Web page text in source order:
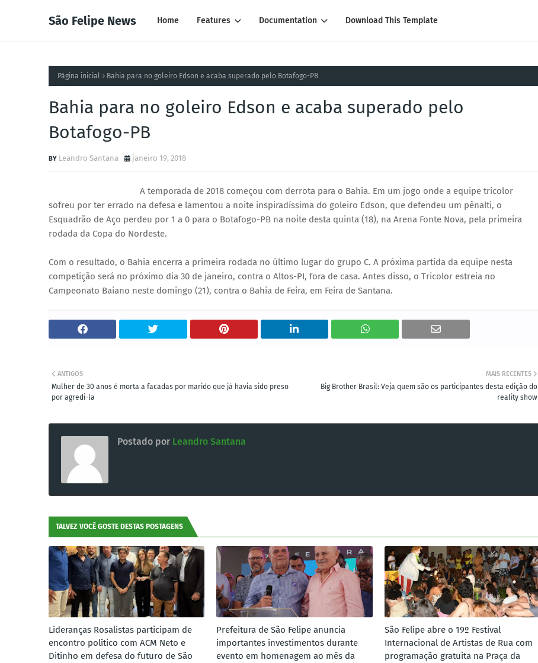
São Felipe News Home Features Documentation Download This Template
Página inicial Bahia para no goleiro Edson e acaba superado pelo Botafogo-PB
Bahia para no goleiro Edson e acaba superado pelo
Botafogo-PB
Leandro Santana janeiro 19, 2018
A temporada de 2018 começou com derrota para o Bahia. Em um jogo onde a equipe tricolor
sofreu por ter errado na defesa e lamentou a noite inspiradíssima do goleiro Edson, que defendeu um pênalti, o
Esquadrão de Aço perdeu por 1 a 0 para o Botafogo-PB na noite desta quinta (18), na Arena Fonte Nova, pela primeira
rodada da Copa do Nordeste.
Com o resultado, o Bahia encerra a primeira rodada no último lugar do grupo C. A próxima partida da equipe nesta
competição será no próximo dia 30 de janeiro, contra o Altos-PI, fora de casa. Antes disso, o Tricolor estreia no
Campeonato Baiano neste domingo (21), contra o Bahia de Feira, em Feira de Santana.
MAIS RECENTES
Big Brother Brasil: Veja quem são os participantes desta edição do
reality show
ANTIGOS
Mulher de 30 anos é morta a facadas por marido que já havia sido preso
por agredi-la
Postado por Leandro Santana
TALVEZ VOCÊ GOSTE DESTAS POSTAGENS
Lideranças Rosalistas participam de
encontro político com ACM Neto e
Ditinho em defesa do futuro de São
Prefeitura de São Felipe anuncia
importantes investimentos durante
evento em homenagem ao mês da
São Felipe abre o 19º Festival
Internacional de Artistas de Rua com
programação gratuita na Praça da